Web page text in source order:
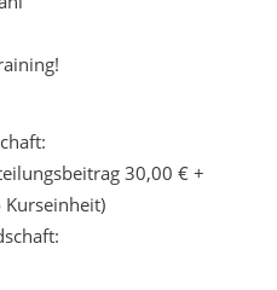
30,00 € +